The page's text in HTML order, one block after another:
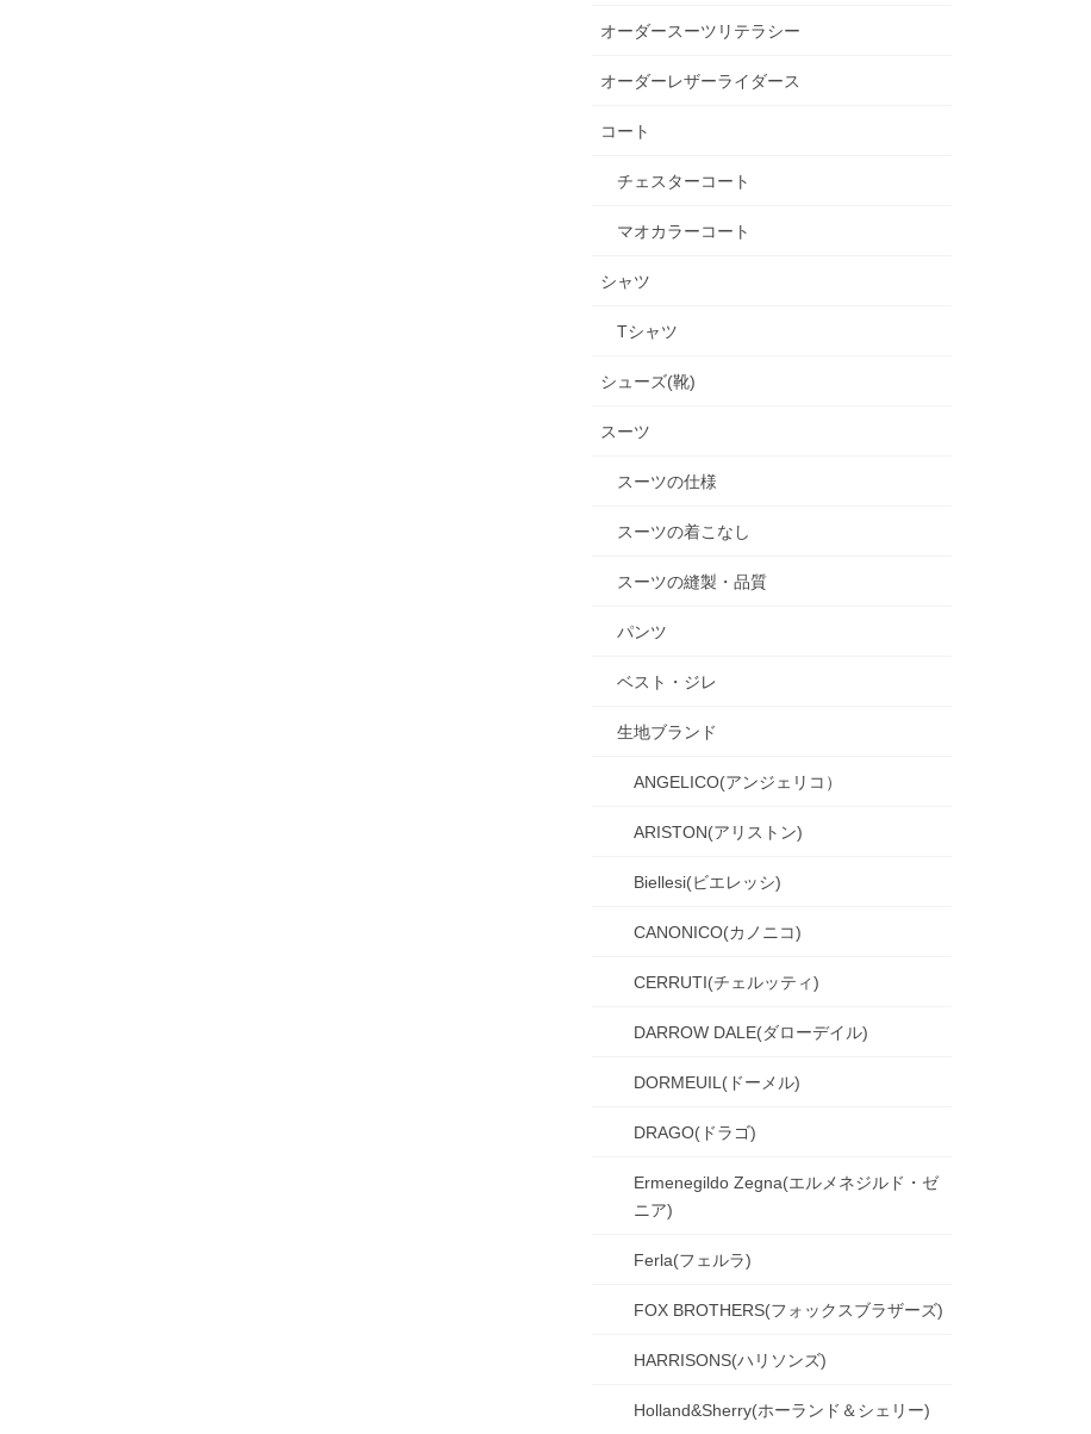
オーダースーツリテラシー
オーダーレザーライダース
コート
チェスターコート
マオカラーコート
シャツ
Tシャツ
シューズ(靴)
スーツ
スーツの仕様
スーツの着こなし
スーツの縫製・品質
パンツ
ベスト・ジレ
生地ブランド
ANGELICO(アンジェリコ）
ARISTON(アリストン)
Biellesi(ビエレッシ)
CANONICO(カノニコ)
CERRUTI(チェルッティ)
DARROW DALE(ダローデイル)
DORMEUIL(ドーメル)
DRAGO(ドラゴ)
Ermenegildo Zegna(エルメネジルド・ゼ
ニア)
Ferla(フェルラ)
FOX BROTHERS(フォックスブラザーズ)
HARRISONS(ハリソンズ)
Holland&Sherry(ホーランド＆シェリー)